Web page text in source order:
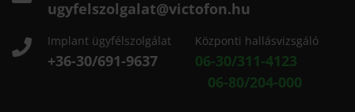
ugyfelszolgalat@victofon.hu
Implant ügyfélszolgálat
+36-30/691-9637
Központi hallásvizsgáló
06-30/311-4123
06-80/204-000